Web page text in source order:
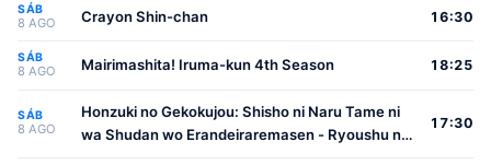
SÁB
8 AGO Crayon Shin-chan 16:30
SÁB
8 AGO Mairimashita! Iruma-kun 4th Season 18:25
SÁB
8 AGO
Honzuki no Gekokujou: Shisho ni Naru Tame ni
wa Shudan wo Erandeiraremasen - Ryoushu no
17:30